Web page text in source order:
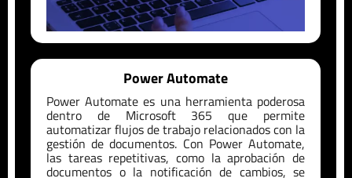
Power Automate
Power Automate es una herramienta poderosa
dentro de Microsoft 365 que permite
automatizar flujos de trabajo relacionados con la
gestión de documentos. Con Power Automate,
las tareas repetitivas, como la aprobación de
documentos o la notificación de cambios, se